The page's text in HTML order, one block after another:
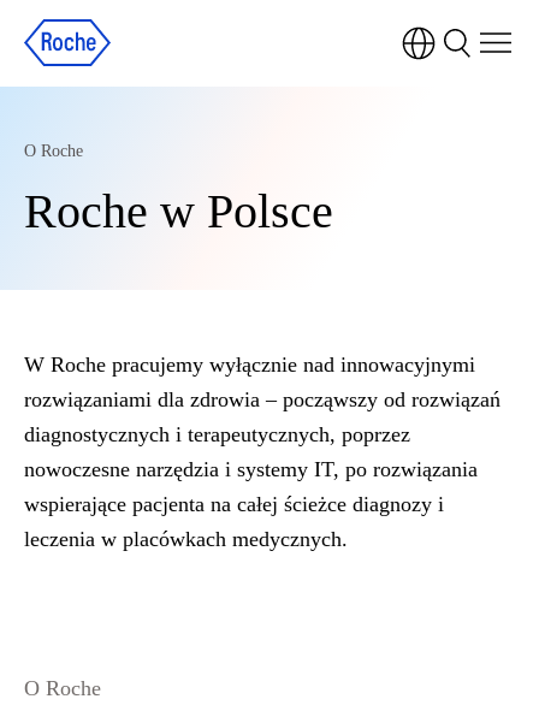
O Roche
Roche w Polsce
W Roche pracujemy wyłącznie nad innowacyjnymi
rozwiązaniami dla zdrowia – począwszy od rozwiązań
diagnostycznych i terapeutycznych, poprzez
nowoczesne narzędzia i systemy IT, po rozwiązania
wspierające pacjenta na całej ścieżce diagnozy i
leczenia w placówkach medycznych.
O Roche